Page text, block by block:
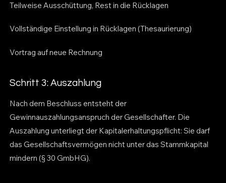
Teilweise Ausschüttung, Rest in die Rücklagen
Vollständige Einstellung in Rücklagen (Thesaurierung)
Vortrag auf neue Rechnung
Schritt 3: Auszahlung
Nach dem Beschluss entsteht der
Gewinnauszahlungsanspruch der Gesellschafter. Die
Auszahlung unterliegt der Kapitalerhaltungspflicht: Sie darf
das Gesellschaftsvermögen nicht unter das Stammkapital
mindern (§ 30 GmbHG).